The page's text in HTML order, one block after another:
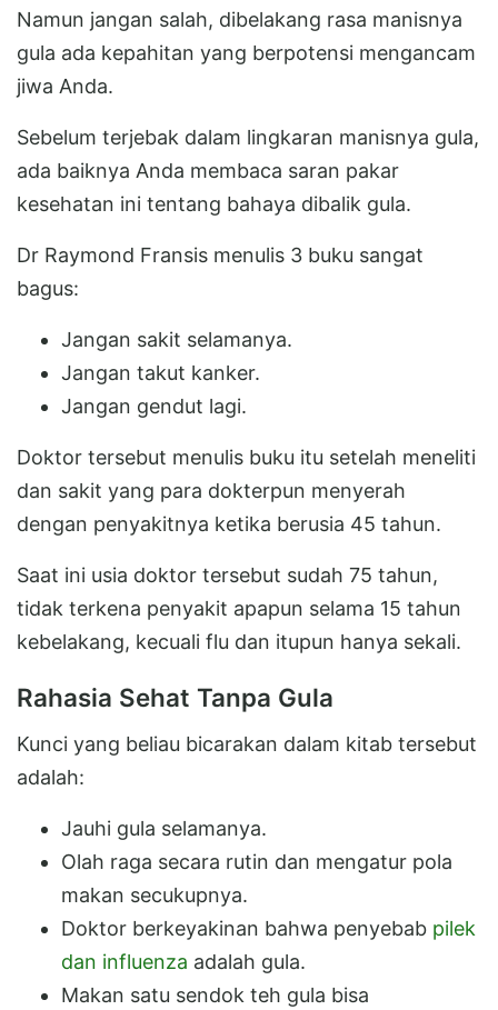
Namun jangan salah, dibelakang rasa manisnya
gula ada kepahitan yang berpotensi mengancam
jiwa Anda.
Sebelum terjebak dalam lingkaran manisnya gula,
ada baiknya Anda membaca saran pakar
kesehatan ini tentang bahaya dibalik gula.
Dr Raymond Fransis menulis 3 buku sangat
bagus:
Jangan sakit selamanya.
Jangan takut kanker.
Jangan gendut lagi.
Doktor tersebut menulis buku itu setelah meneliti
dan sakit yang para dokterpun menyerah
dengan penyakitnya ketika berusia 45 tahun.
Saat ini usia doktor tersebut sudah 75 tahun,
tidak terkena penyakit apapun selama 15 tahun
kebelakang, kecuali flu dan itupun hanya sekali.
Rahasia Sehat Tanpa Gula
Kunci yang beliau bicarakan dalam kitab tersebut
adalah:
Jauhi gula selamanya.
Olah raga secara rutin dan mengatur pola
makan secukupnya.
Doktor berkeyakinan bahwa penyebab pilek
dan influenza adalah gula.
Makan satu sendok teh gula bisa